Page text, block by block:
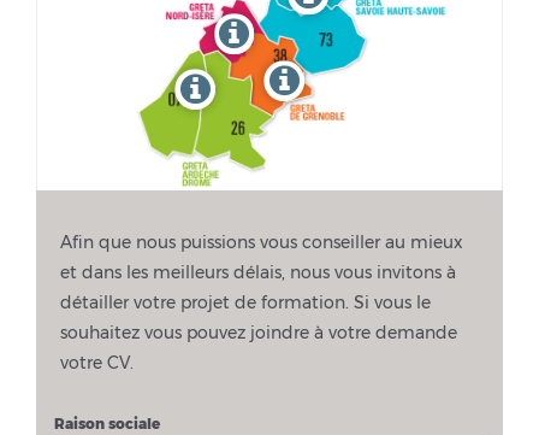
Afin que nous puissions vous conseiller au mieux
et dans les meilleurs délais, nous vous invitons à
détailler votre projet de formation. Si vous le
souhaitez vous pouvez joindre à votre demande
votre CV.
Raison sociale